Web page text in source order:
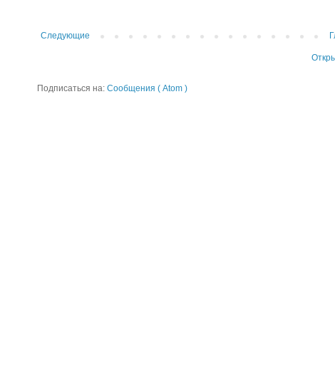
Следующие
Подписаться на: Сообщения ( Atom )